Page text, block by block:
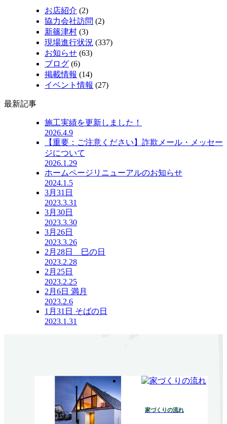
お店紹介 (2)
協力会社訪問 (2)
新篠津村 (3)
現場進行状況 (337)
お知らせ (63)
ブログ (6)
掲載情報 (14)
イベント情報 (27)
最新記事
施工実績を更新しました！
2026.4.9
【重要：ご注意ください】詐欺メール・メッセー
ジについて
2026.1.29
ホームページリニューアルのお知らせ
2024.1.5
3月31日
2023.3.31
3月30日
2023.3.30
3月26日
2023.3.26
2月28日 巳の日
2023.2.28
2月25日
2023.2.25
2月6日 満月
2023.2.6
1月31日 そばの日
2023.1.31
家づくりの流れ